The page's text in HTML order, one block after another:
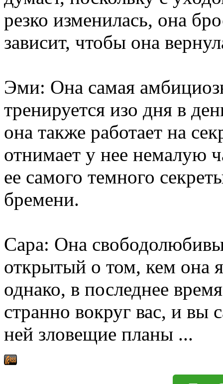
резко изменилась, она
зависит, чтобы она
Эми: Она самая
тренируется изо дня в
она также работает на
отнимает у нее немалую
ее самого темного
бремени.
Сара: Она
открытый о том, кем она
однако, в последнее
странно вокруг вас, и
ней зловещие планы ...